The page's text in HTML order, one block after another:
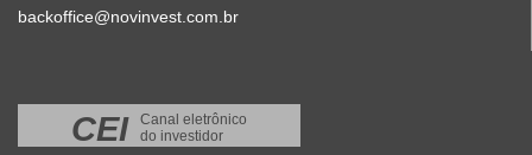
backoffice@novinvest.com.br
CEI
Canal eletrônico
do investidor